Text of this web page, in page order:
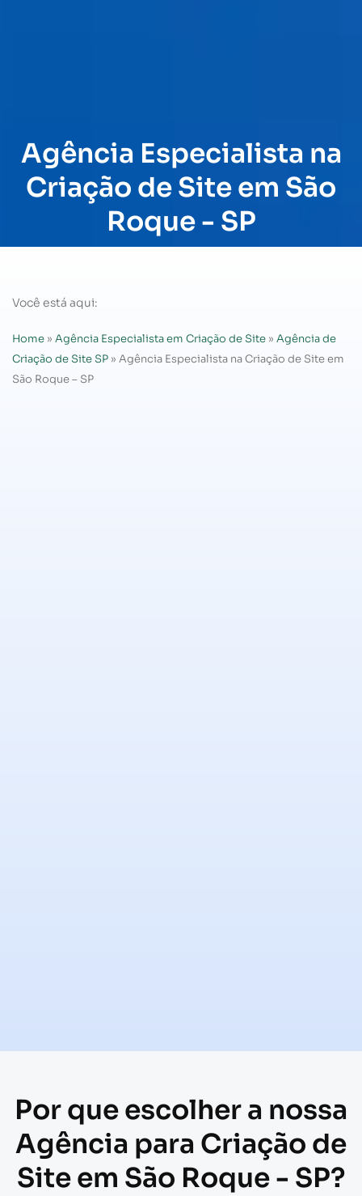
Agência Especialista na
Criação de Site em São
Roque - SP
Você está aqui:
Home » Agência Especialista em Criação de Site » Agência de
Criação de Site SP » Agência Especialista na Criação de Site em
São Roque – SP
Por que escolher a nossa
Agência para Criação de
Site em São Roque - SP?